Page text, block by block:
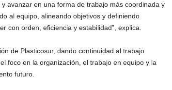
avanzar en una forma de trabajo más coordinada y
al equipo, alineando objetivos y definiendo
con orden, eficiencia y estabilidad”, explica.
de Plasticosur, dando continuidad al trabajo
foco en la organización, el trabajo en equipo y la
futuro.